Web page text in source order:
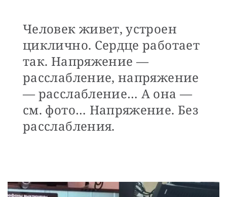
Человек живет, устроен
циклично. Сердце работает
так. Напряжение —
расслабление, напряжение
— расслабление… А она —
см. фото… Напряжение. Без
расслабления.